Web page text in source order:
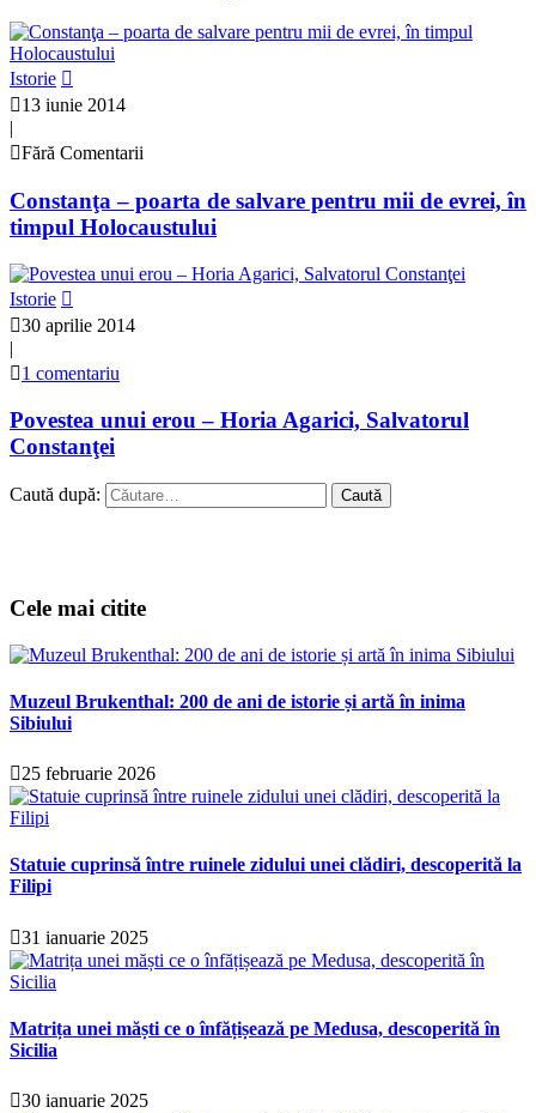
Istorie
13 iunie 2014
|
Fără Comentarii
Constanţa – poarta de salvare pentru mii de evrei, în
timpul Holocaustului
Istorie
30 aprilie 2014
|
1 comentariu
Povestea unui erou – Horia Agarici, Salvatorul
Constanţei
Caută după:
Cele mai citite
Muzeul Brukenthal: 200 de ani de istorie și artă în inima
Sibiului
25 februarie 2026
Statuie cuprinsă între ruinele zidului unei clădiri, descoperită la
Filipi
31 ianuarie 2025
Matrița unei măști ce o înfățișează pe Medusa, descoperită în
Sicilia
30 ianuarie 2025